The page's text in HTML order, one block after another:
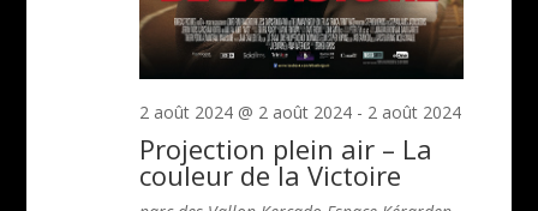
2 août 2024 @ 2 août 2024 - 2 août 2024
Projection plein air – La
couleur de la Victoire